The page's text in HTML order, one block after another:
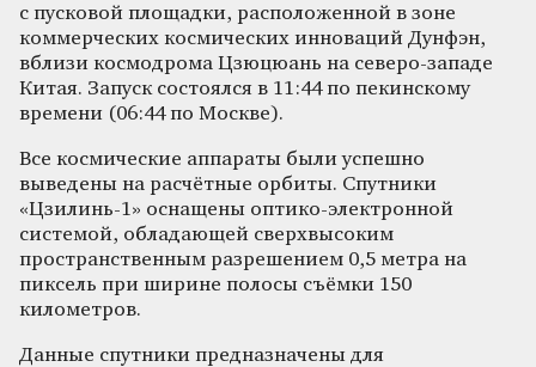
с пусковой площадки, расположенной в зоне
коммерческих космических инноваций Дунфэн,
вблизи космодрома Цзюцюань на северо-западе
Китая. Запуск состоялся в 11:44 по пекинскому
времени (06:44 по Москве).
Все космические аппараты были успешно
выведены на расчётные орбиты. Спутники
«Цзилинь-1» оснащены оптико-электронной
системой, обладающей сверхвысоким
пространственным разрешением 0,5 метра на
пиксель при ширине полосы съёмки 150
километров.
Данные спутники предназначены для